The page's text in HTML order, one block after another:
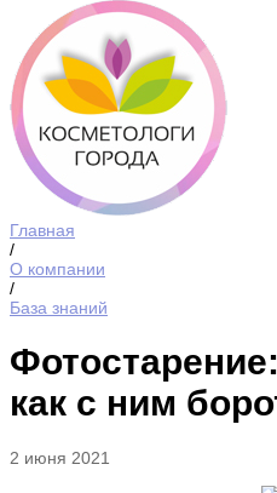
Главная
/
О компании
/
База знаний
как с ним
2 июня 2021